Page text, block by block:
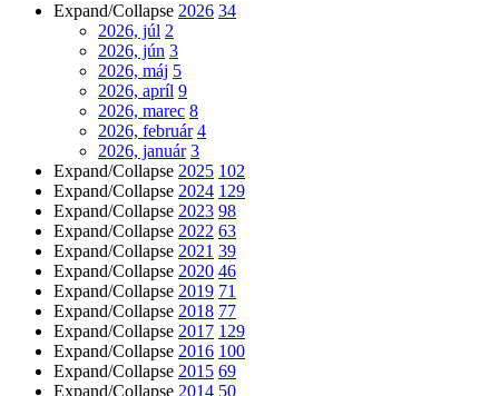
Expand/Collapse 2026 34
2026, júl 2
2026, jún 3
2026, máj 5
2026, apríl 9
2026, marec 8
2026, február 4
2026, január 3
Expand/Collapse 2025 102
Expand/Collapse 2024 129
Expand/Collapse 2023 98
Expand/Collapse 2022 63
Expand/Collapse 2021 39
Expand/Collapse 2020 46
Expand/Collapse 2019 71
Expand/Collapse 2018 77
Expand/Collapse 2017 129
Expand/Collapse 2016 100
Expand/Collapse 2015 69
Expand/Collapse 2014 50